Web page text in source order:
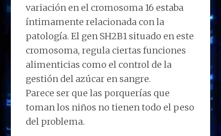
variación en el cromosoma 16 estaba
íntimamente relacionada con la
patología. El gen SH2B1 situado en este
cromosoma, regula ciertas funciones
alimenticias como el control de la
gestión del azúcar en sangre.
Parece ser que las porquerías que
toman los niños no tienen todo el peso
del problema.